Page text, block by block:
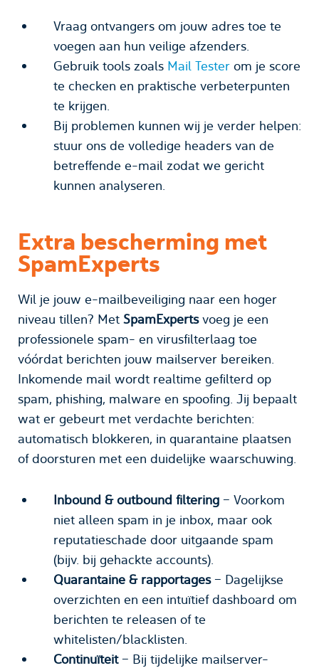
Vraag ontvangers om jouw adres toe te
voegen aan hun veilige afzenders.
Gebruik tools zoals Mail Tester om je score
te checken en praktische verbeterpunten
te krijgen.
Bij problemen kunnen wij je verder helpen:
stuur ons de volledige headers van de
betreffende e-mail zodat we gericht
kunnen analyseren.
Extra bescherming met
SpamExperts
Wil je jouw e-mailbeveiliging naar een hoger
niveau tillen? Met SpamExpertsvoeg je een
professionele spam- en virusfilterlaag toe
vóórdat berichten jouw mailserver bereiken.
Inkomende mail wordt realtime gefilterd op
spam, phishing, malware en spoofing. Jij bepaalt
wat er gebeurt met verdachte berichten:
automatisch blokkeren, in quarantaine plaatsen
of doorsturen met een duidelijke waarschuwing.
Inbound & outbound filtering – Voorkom
niet alleen spam in je inbox, maar ook
reputatieschade door uitgaande spam
(bijv. bij gehackte accounts).
Quarantaine & rapportages– Dagelijkse
overzichten en een intuïtief dashboard om
berichten te releasen of te
whitelisten/blacklisten.
Continuïteit– Bij tijdelijke mailserver-